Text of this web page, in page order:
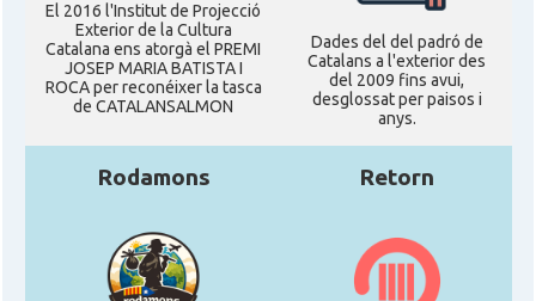
El 2016 l'Institut de Projecció
Exterior de la Cultura
Catalana ens atorgà el PREMI
JOSEP MARIA BATISTA I
ROCA per reconéixer la tasca
de CATALANSALMON
Dades del del padró de
Catalans a l'exterior des
del 2009 fins avui,
desglossat per paisos i
anys.
Rodamons Retorn